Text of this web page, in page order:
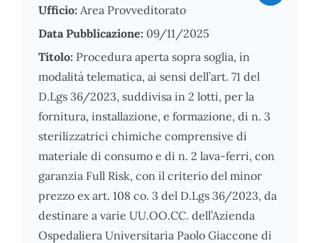
Ufficio: Area Provveditorato
Data Pubblicazione: 09/11/2025
Titolo: Procedura aperta sopra soglia, in
modalità telematica, ai sensi dell’art. 71 del
D.Lgs 36/2023, suddivisa in 2 lotti, per la
fornitura, installazione, e formazione, di n. 3
sterilizzatrici chimiche comprensive di
materiale di consumo e di n. 2 lava-ferri, con
garanzia Full Risk, con il criterio del minor
prezzo ex art. 108 co. 3 del D.Lgs 36/2023, da
destinare a varie UU.OO.CC. dell’Azienda
Ospedaliera Universitaria Paolo Giaccone di